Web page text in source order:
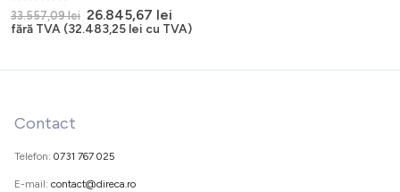
0out of 5
33.557,09lei Prețul
inițial
33.557,09 lei.
26.845,67 leiPrețul
curent
fără TVA (32.483,25 lei cu TVA)
Contact
Telefon: 0731 767 025
E-mail: contact@direca.ro